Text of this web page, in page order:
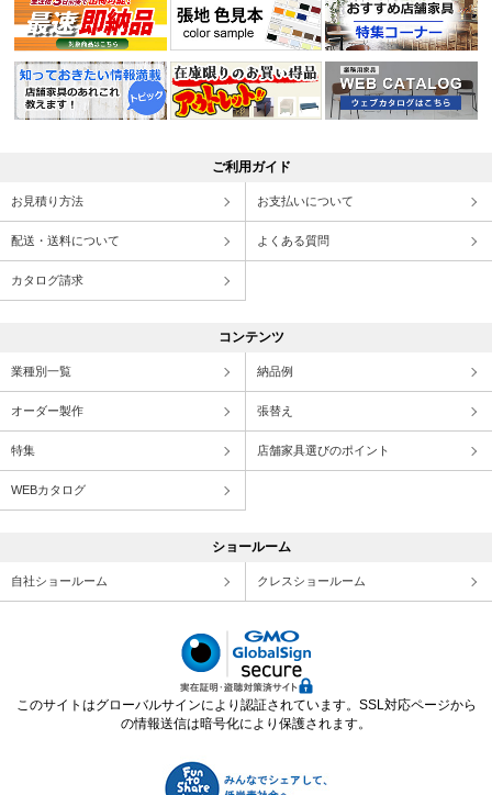
ご利用ガイド
お見積り方法 お支払いについて
配送・送料について よくある質問
カタログ請求
コンテンツ
業種別一覧 納品例
オーダー製作 張替え
特集 店舗家具選びのポイント
WEBカタログ
ショールーム
自社ショールーム クレスショールーム
このサイトはグローバルサインにより認証されています。SSL対応ページから
の情報送信は暗号化により保護されます。